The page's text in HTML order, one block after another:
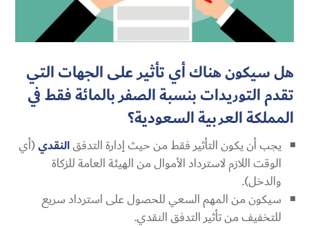
هل سيكون هناك أي تأثير على الجهات التي
تقدم التوريدات بنسبة الصفر بالمائة فقط في
المملكة العربية السعودية؟
يجب أن يكون التأثير فقط من حيث إدارة التدفقالنقدي(أي
الوقت اللازم لاسترداد الأموال من الهيئة العامة للزكاة
والدخل).
سيكون من المهم السعي للحصول على استرداد سريع
للتخفيف من تأثير التدفق النقدي.